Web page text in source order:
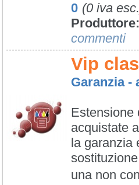
0 (0 iva
Produttore:
commenti
Vip
Garanzia -
Estensione
acquistate
la garanzia
una non